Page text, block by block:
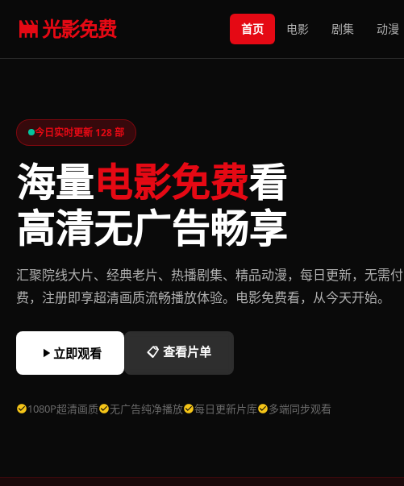
光影免费 首页 电影 剧集 动漫
今日实时更新 128 部
海量电影免费看
高清无广告畅享
汇聚院线大片、经典老片、热播剧集、精品动漫，每日更新，无需付
费，注册即享超清画质流畅播放体验。电影免费看，从今天开始。
立即观看 📋 查看片单
1080P超清画质 无广告纯净播放 每日更新片库 多端同步观看